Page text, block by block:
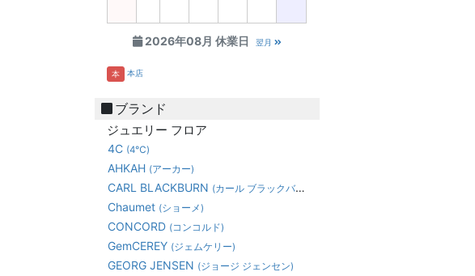
2026年08月 休業日 翌月
本 本店
ブランド
ジュエリー フロア
4C (4℃)
AHKAH (アーカー)
CARL BLACKBURN (カール ブラックバーン)
Chaumet (ショーメ)
CONCORD (コンコルド)
GemCEREY (ジェムケリー)
GEORG JENSEN (ジョージ ジェンセン)